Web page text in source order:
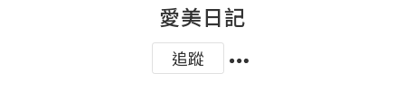
愛美日記
追蹤